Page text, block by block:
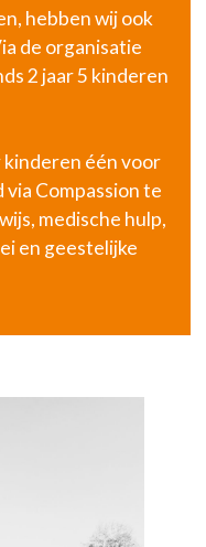
hebben wij ook
de organisatie
2 jaar 5 kinderen
kinderen één voor
Compassion te
medische hulp,
en geestelijke